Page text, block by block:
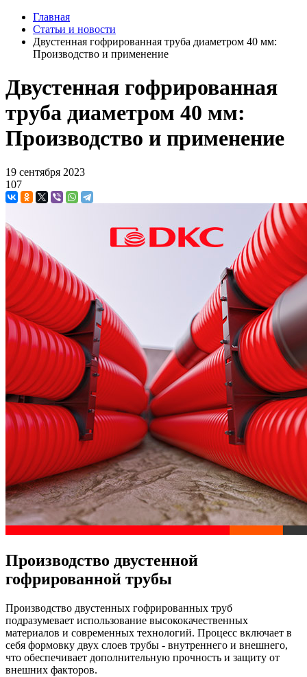
Главная
Статьи и новости
Двустенная гофрированная труба диаметром 40 мм:
Производство и применение
Двустенная гофрированная
труба диаметром 40 мм:
Производство и применение
19 сентября 2023
107
Производство двустенной
гофрированной трубы
Производство двустенных гофрированных труб
подразумевает использование высококачественных
материалов и современных технологий. Процесс включает в
себя формовку двух слоев трубы - внутреннего и внешнего,
что обеспечивает дополнительную прочность и защиту от
внешних факторов.